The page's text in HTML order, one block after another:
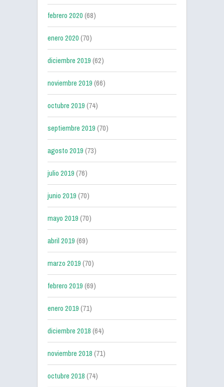
febrero 2020(68)
enero 2020(70)
diciembre 2019(62)
noviembre 2019(66)
octubre 2019(74)
septiembre 2019(70)
agosto 2019(73)
julio 2019(76)
junio 2019(70)
mayo 2019(70)
abril 2019(69)
marzo 2019(70)
febrero 2019(69)
enero 2019(71)
diciembre 2018(64)
noviembre 2018(71)
octubre 2018(74)